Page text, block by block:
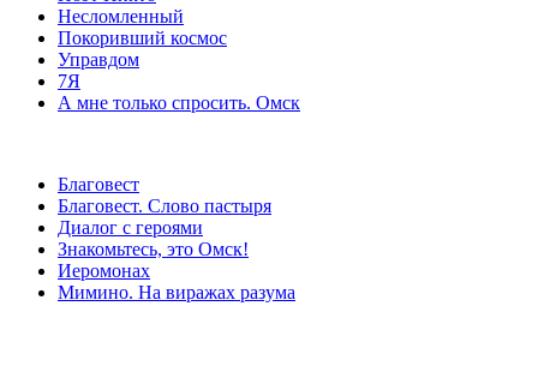
Несломленный
Покоривший космос
Управдом
7Я
А мне только спросить. Омск
Благовест
Благовест. Слово пастыря
Диалог с героями
Знакомьтесь, это Омск!
Иеромонах
Мимино. На виражах разума